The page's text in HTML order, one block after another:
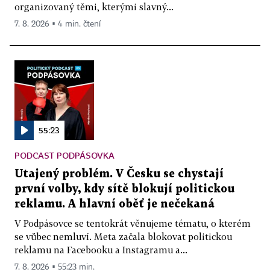
organizovaný těmi, kterými slavný...
7. 8. 2026 ▪ 4 min. čtení
55:23
PODCAST PODPÁSOVKA
Utajený problém. V Česku se chystají
první volby, kdy sítě blokují politickou
reklamu. A hlavní oběť je nečekaná
V Podpásovce se tentokrát věnujeme tématu, o kterém
se vůbec nemluví. Meta začala blokovat politickou
reklamu na Facebooku a Instagramu a...
7. 8. 2026 ▪ 55:23 min.